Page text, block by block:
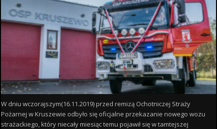
W dniu wczorajszym(16.11.2019) przed remizą Ochotniczej Straży
Pożarnej w Kruszewie odbyło się oficjalne przekazanie nowego wozu
strażackiego, który niecały miesiąc temu pojawił się w tamtejszej